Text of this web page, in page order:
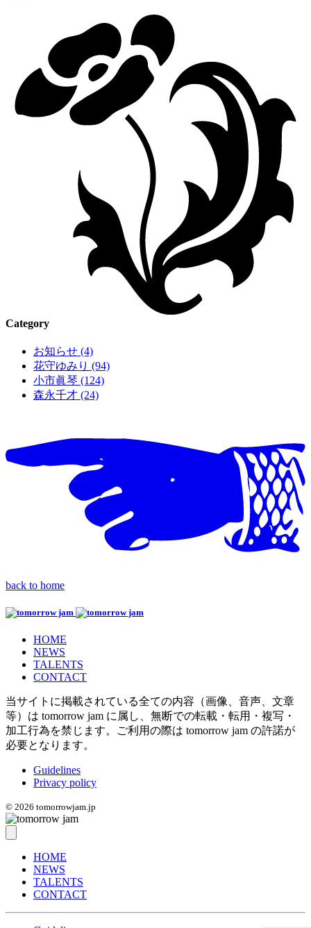
Category
お知らせ (4)
花守ゆみり (94)
小市眞琴 (124)
森永千才 (24)
back to home
HOME
NEWS
TALENTS
CONTACT
当サイトに掲載されている全ての内容（画像、音声、文章
等）は tomorrow jam に属し、無断での転載・転用・複写・
加工行為を禁じます。
ご利用の際は tomorrow jam の許諾が
必要となります。
Guidelines
Privacy policy
© 2026 tomorrowjam.jp
HOME
NEWS
TALENTS
CONTACT